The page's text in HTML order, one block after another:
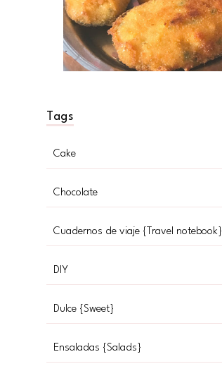
Tags
Cake
Chocolate
Cuadernos de viaje {Travel notebook}
DIY
Dulce {Sweet}
Ensaladas {Salads}